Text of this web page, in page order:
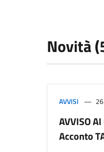
Novità
AVVISI
AVVISO
Acconto